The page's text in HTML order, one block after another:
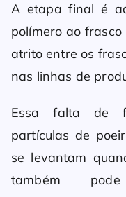
A etapa final é
polímero ao
atrito entre os
nas linhas de
Essa falta de
partículas de
se levantam
também